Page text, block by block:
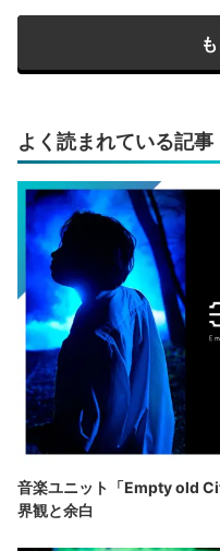
よく読まれている記事
音楽ユニット「Empty old
界観と余白